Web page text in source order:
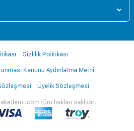
tüm hakları saklıdır.
Gizlilik Politikası
Kanunu Aydınlatma Metni
Üyelik Sözleşmesi